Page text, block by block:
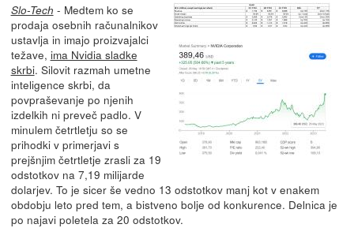
Slo-Tech - Medtem ko se
prodaja osebnih računalnikov
ustavlja in imajo proizvajalci
težave, ima Nvidia sladke
skrbi. Silovit razmah umetne
inteligence skrbi, da
povpraševanje po njenih
izdelkih ni preveč padlo. V
minulem četrtletju so se
prihodki v primerjavi s
prejšnjim četrtletje zrasli za 19
odstotkov na 7,19 milijarde
dolarjev. To je sicer še vedno 13 odstotkov manj kot v enakem
obdobju leto pred tem, a bistveno bolje od konkurence. Delnica je
po najavi poletela za 20 odstotkov.